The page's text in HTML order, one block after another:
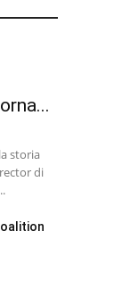
storia
di